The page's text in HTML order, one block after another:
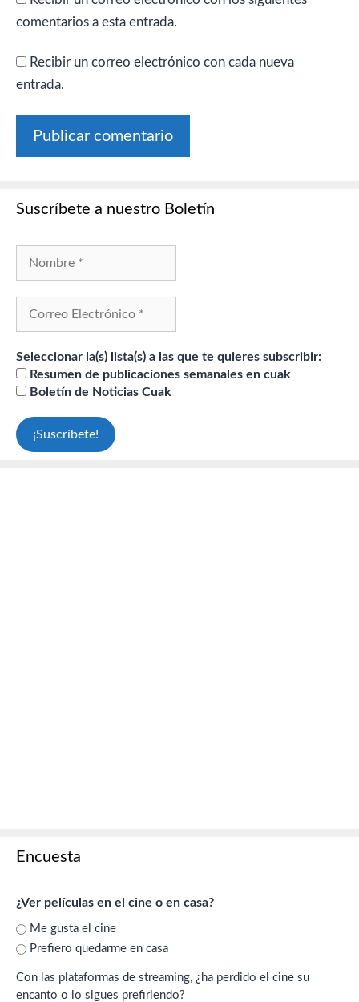
comentarios a esta entrada.
Recibir un correo electrónico con cada nueva
entrada.
Suscríbete a nuestro Boletín
Seleccionar la(s) lista(s) a las que te quieres subscribir:
Resumen de publicaciones semanales en cuak
Boletín de Noticias Cuak
Encuesta
¿Ver películas en el cine o en casa?
Me gusta el cine
Prefiero quedarme en casa
Con las plataformas de streaming, ¿ha perdido el cine su
encanto o lo sigues prefiriendo?